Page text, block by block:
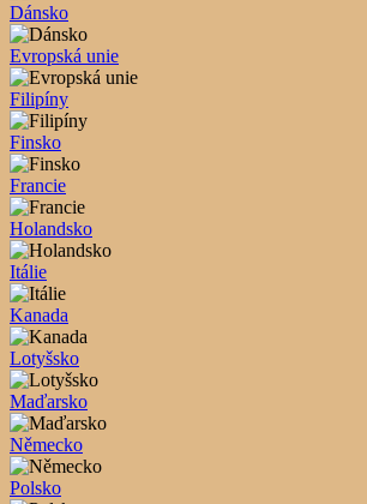
Dánsko
Evropská unie
Filipíny
Finsko
Francie
Holandsko
Itálie
Kanada
Lotyšsko
Maďarsko
Německo
Polsko